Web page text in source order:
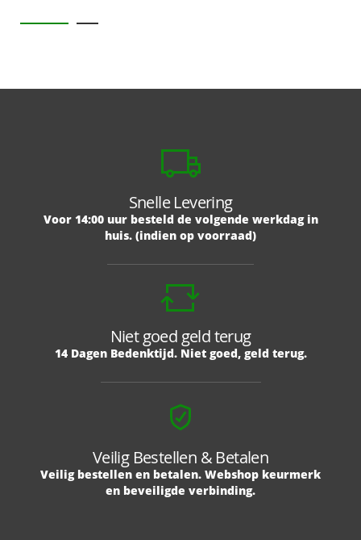
Snelle Levering
Voor 14:00 uur besteld de volgende werkdag in
huis. (indien op voorraad)
Niet goed geld terug
14 Dagen Bedenktijd. Niet goed, geld terug.
Veilig Bestellen & Betalen
Veilig bestellen en betalen. Webshop keurmerk
en beveiligde verbinding.